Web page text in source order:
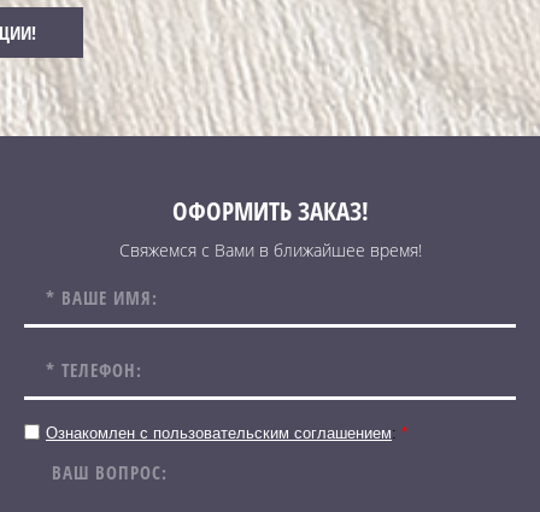
ОФОРМИТЬ ЗАКАЗ!
Свяжемся с Вами в ближайшее время!
Ознакомлен с пользовательским соглашением: *